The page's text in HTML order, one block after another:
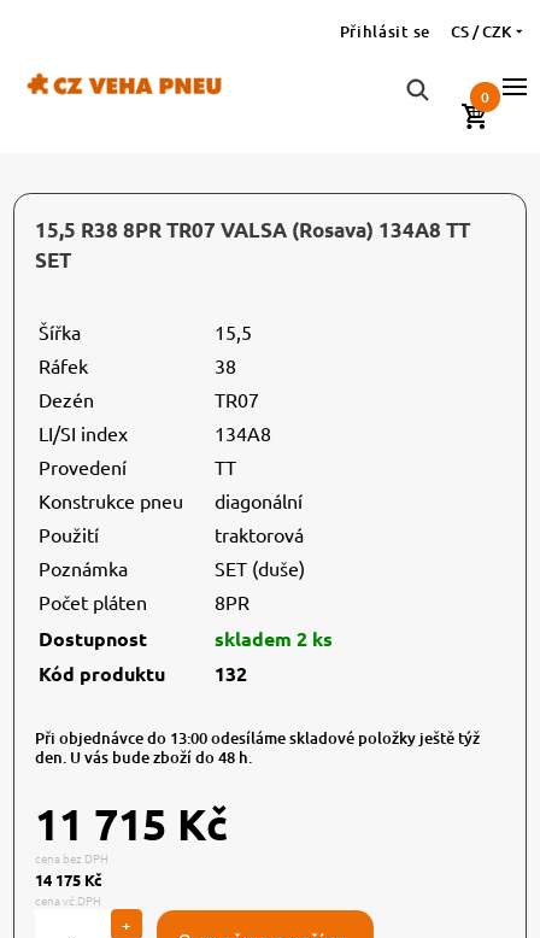
Přihlásit se CS / CZK
0
15,5 R38 8PR TR07 VALSA (Rosava) 134A8 TT
SET
Šířka
15,5
Ráfek
38
Dezén
TR07
LI/SI index
134A8
Provedení
TT
Konstrukce pneu
diagonální
Použití
traktorová
Poznámka
SET (duše)
Počet pláten
8PR
Dostupnost
skladem 2 ks
Kód produktu
132
Při objednávce do 13:00 odesíláme skladové položky ještě týž
den. U vás bude zboží do 48 h.
11 715 Kč
cena bez DPH
14 175 Kč
cena vč.DPH
+